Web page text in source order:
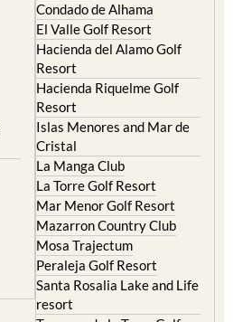
Condado de Alhama
El Valle Golf Resort
Hacienda del Alamo Golf
Resort
Hacienda Riquelme Golf
Resort
Islas Menores and Mar de
Cristal
La Manga Club
La Torre Golf Resort
Mar Menor Golf Resort
Mazarron Country Club
Mosa Trajectum
Peraleja Golf Resort
Santa Rosalia Lake and Life
resort